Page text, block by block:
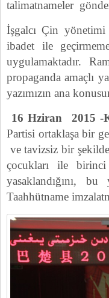
talimatnameler
İşgalcı Çin
ibadet ile
uygulamaktadır.
propaganda amaçlı
yazımızın ana
16 Hziran 2015 -
Partisi ortaklaşa bir
ve tavizsiz bir
çocukları ile birinci
yasaklandığını,
Taahhütname